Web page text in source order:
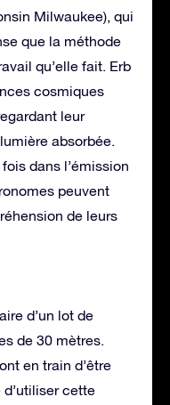
Milwaukee), qui
que la méthode
qu’elle fait. Erb
cosmiques
leur
absorbée.
dans l’émission
peuvent
de leurs
d’un lot de
de 30 mètres.
en train d’être
cette